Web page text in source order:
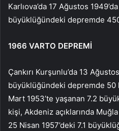
Karlıova’da 17 Ağustos
büyüklüğündeki depremde
1966 VARTO DEPREMİ
Çankırı Kurşunlu’da 13
büyüklüğündeki depremde 50
Mart 1953’te yaşanan 7.2
kişi, Akdeniz açıklarında
25 Nisan 1957’deki 7.1